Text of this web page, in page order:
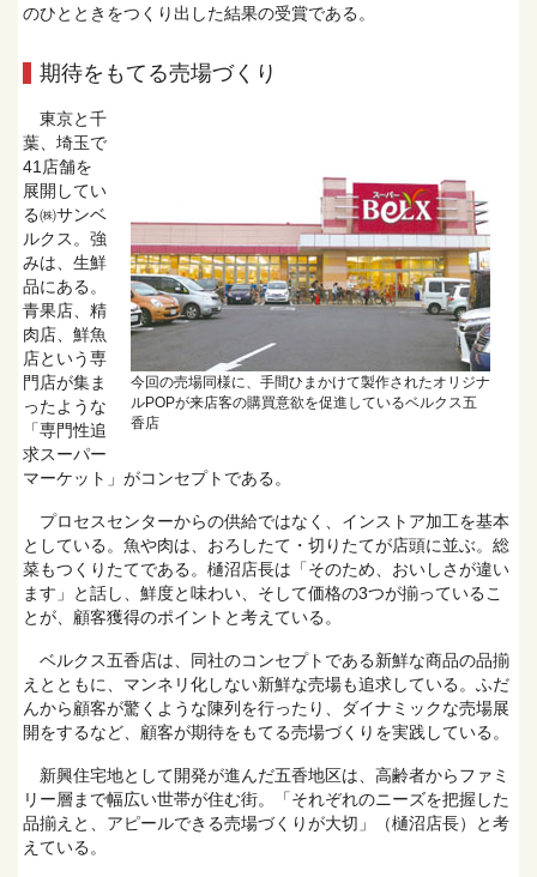
のひとときをつくり出した結果の受賞である。
期待をもてる売場づくり
今回の売場同様に、手間ひまかけて製作されたオリジナ
ルPOPが来店客の購買意欲を促進しているベルクス五
香店
東京と千
葉、埼玉で
41店舗を
展開してい
る㈱サンベ
ルクス。強
みは、生鮮
品にある。
青果店、精
肉店、鮮魚
店という専
門店が集ま
ったような
「専門性追
求スーパー
マーケット」がコンセプトである。
プロセスセンターからの供給ではなく、インストア加工を基本
としている。魚や肉は、おろしたて・切りたてが店頭に並ぶ。総
菜もつくりたてである。樋沼店長は「そのため、おいしさが違い
ます」と話し、鮮度と味わい、そして価格の3つが揃っているこ
とが、顧客獲得のポイントと考えている。
ベルクス五香店は、同社のコンセプトである新鮮な商品の品揃
えとともに、マンネリ化しない新鮮な売場も追求している。ふだ
んから顧客が驚くような陳列を行ったり、ダイナミックな売場展
開をするなど、顧客が期待をもてる売場づくりを実践している。
新興住宅地として開発が進んだ五香地区は、高齢者からファミ
リー層まで幅広い世帯が住む街。「それぞれのニーズを把握した
品揃えと、アピールできる売場づくりが大切」（樋沼店長）と考
えている。